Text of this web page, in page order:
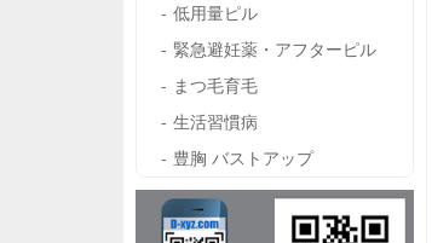
低用量ピル
緊急避妊薬・アフターピル
まつ毛育毛
生活習慣病
豊胸 バストアップ